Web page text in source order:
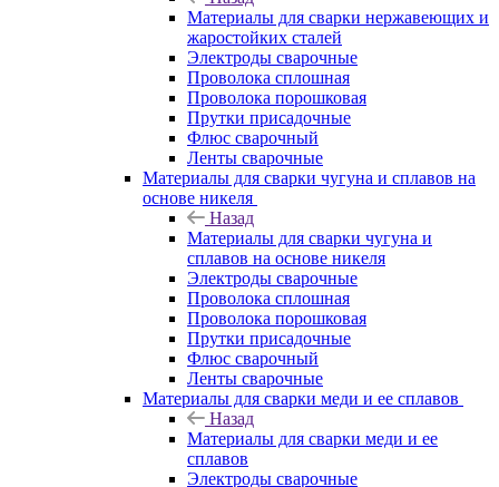
Материалы для сварки нержавеющих и
жаростойких сталей
Электроды сварочные
Проволока сплошная
Проволока порошковая
Прутки присадочные
Флюс сварочный
Ленты сварочные
Материалы для сварки чугуна и сплавов на
основе никеля
Назад
Материалы для сварки чугуна и
сплавов на основе никеля
Электроды сварочные
Проволока сплошная
Проволока порошковая
Прутки присадочные
Флюс сварочный
Ленты сварочные
Материалы для сварки меди и ее сплавов
Назад
Материалы для сварки меди и ее
сплавов
Электроды сварочные